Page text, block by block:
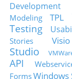
Development
Modeling
TPL
Testing
Stories
Visio
Studio
API
FormsWindows